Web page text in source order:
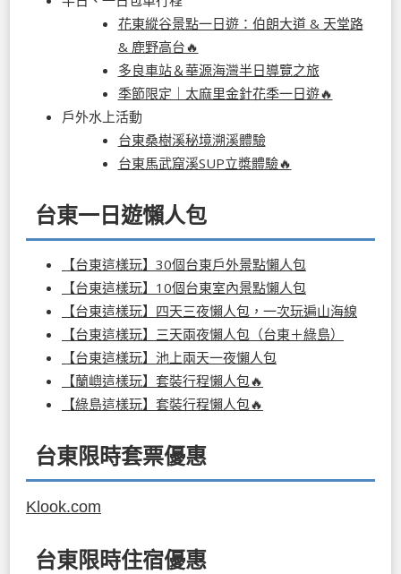
花東縱谷景點一日遊：伯朗大道 & 天堂路
& 鹿野高台🔥
多良車站＆華源海灣半日導覽之旅
季節限定｜太麻里金針花季一日遊🔥
戶外水上活動
台東桑樹溪秘境溯溪體驗
台東馬武窟溪SUP立槳體驗🔥
台東一日遊懶人包
【台東這樣玩】30個台東戶外景點懶人包
【台東這樣玩】10個台東室內景點懶人包
【台東這樣玩】四天三夜懶人包，一次玩遍山海線
【台東這樣玩】三天兩夜懶人包（台東＋綠島）
【台東這樣玩】池上兩天一夜懶人包
【蘭嶼這樣玩】套裝行程懶人包🔥
【綠島這樣玩】套裝行程懶人包🔥
台東限時套票優惠
Klook.com
台東限時住宿優惠